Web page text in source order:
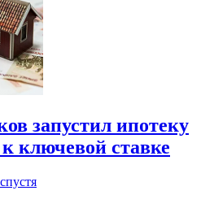
запустил ипотеку
ключевой ставке